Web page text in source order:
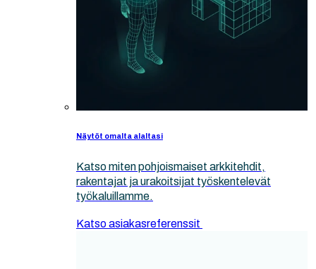
Näytöt omalta alaltasi
Katso miten pohjoismaiset arkkitehdit,
rakentajat ja urakoitsijat työskentelevät
työkaluillamme.
Katso asiakasreferenssit